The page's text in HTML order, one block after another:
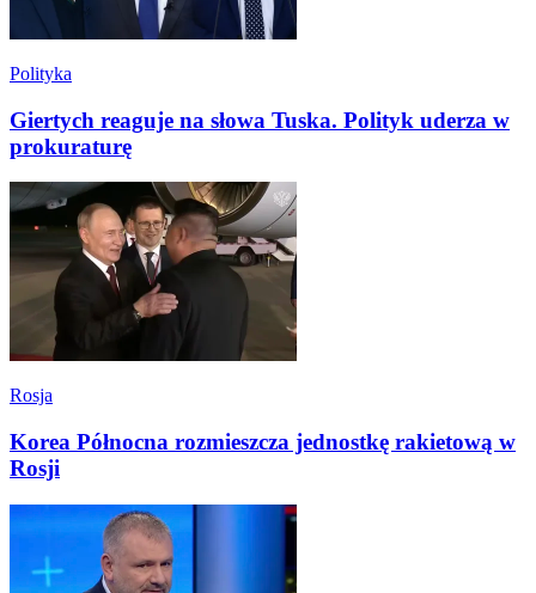
Polityka
Giertych reaguje na słowa Tuska. Polityk uderza w
prokuraturę
Rosja
Korea Północna rozmieszcza jednostkę rakietową w
Rosji